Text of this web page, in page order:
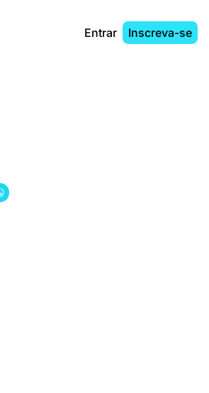
Entrar Inscreva-se